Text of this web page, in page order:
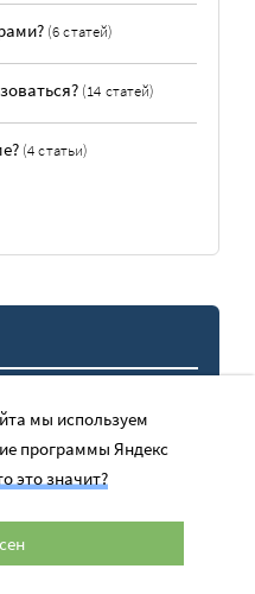
(6 статей)
(14 статей)
(4 статьи)
мы используем
программы Яндекс
это значит?